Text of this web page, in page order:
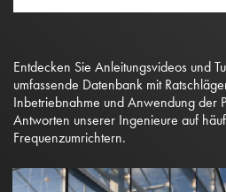
Entdecken Sie Anleitungsvideos und
umfassende Datenbank mit
Inbetriebnahme und Anwendung der
Antworten unserer Ingenieure auf
Frequenzumrichtern.